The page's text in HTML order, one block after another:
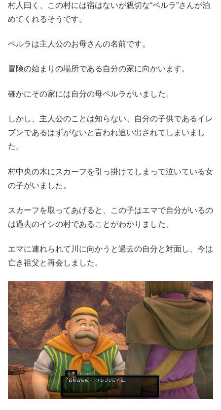
村人曰く、この村には宿はないが親切な“ペルラ”さんが泊
めてくれるそうです。
ペルラは主人公のお母さんの名前です。
冒険の始まりの場所である自分の家に向かいます。
確かにその家には自分の母ペルラがいました。
しかし、主人公のことは知らない、自分の子供であるイレ
ブンであるはずがないと言われ追い出されてしまいまし
た。
村中央の木にスカーフを引っ掛けてしまって泣いている女
の子がいました。
スカーフを取ってあげると、この子はエマで自分がいるの
は過去のイシの村であることがわかりました。
エマに連れられて川に向かうと過去の自分と対面し、今は
亡き祖父と再会しました。